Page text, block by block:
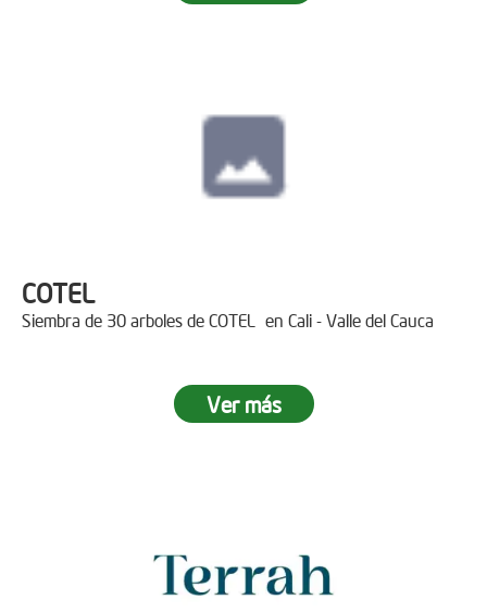
COTEL
Siembra de 30 arboles de COTEL en Cali - Valle del Cauca
Ver más